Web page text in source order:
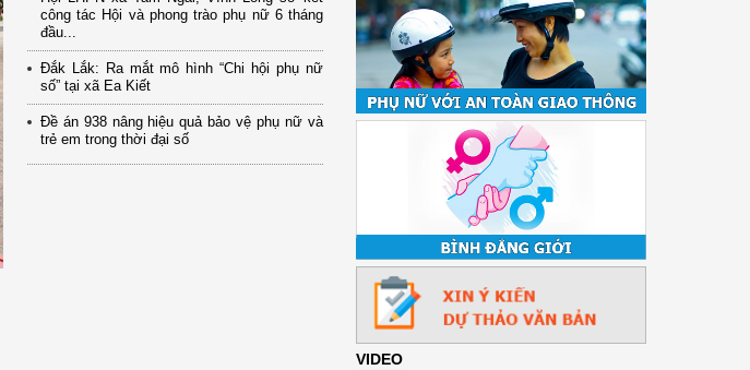
công tác Hội và phong trào phụ nữ 6 tháng
đầu...
Đắk Lắk: Ra mắt mô hình “Chi hội phụ nữ
số” tại xã Ea Kiết
Đề án 938 nâng hiệu quả bảo vệ phụ nữ và
trẻ em trong thời đại số
VIDEO